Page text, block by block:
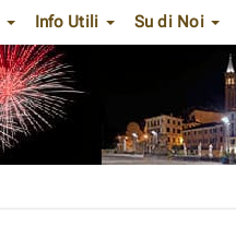
Info Utili Su di Noi